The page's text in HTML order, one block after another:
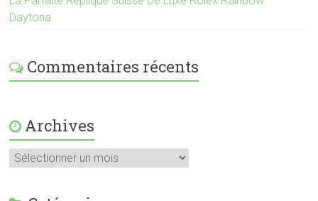
Daytona
Commentaires récents
Archives